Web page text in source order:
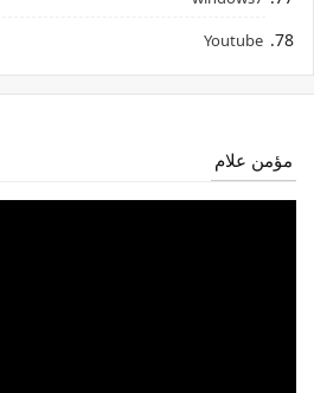
Youtube
مؤمن علام